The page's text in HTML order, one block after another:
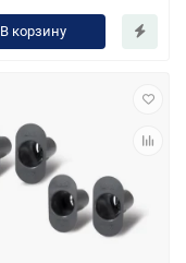
В корзину